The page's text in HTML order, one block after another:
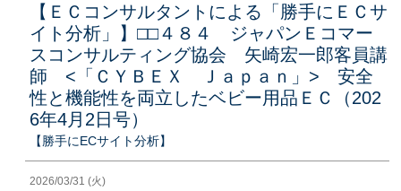
【ＥＣコンサルタントによる「勝手にＥＣサ
イト分析」】□□４８４ ジャパンＥコマー
スコンサルティング協会 矢崎宏一郎客員講
師 <「ＣＹＢＥＸ Ｊａｐａｎ」> 安全
性と機能性を両立したベビー用品ＥＣ（202
6年4月2日号）
【勝手にECサイト分析】
2026/03/31 (火)